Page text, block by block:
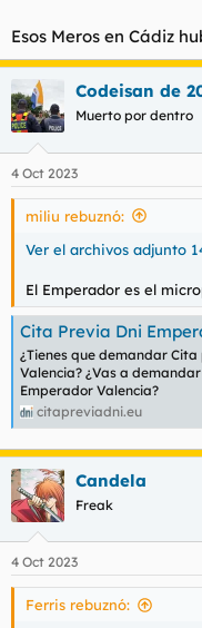
te arrancaran la mano
meros, no a los
Esos Meros en Cádiz
Codeisan de
Muerto por dentro
4 Oct 2023
miliu rebuznó:
Ver el archivos adjunto
El Emperador es el
Cita Previa Dni
¿Tienes que demandar
Valencia? ¿Vas a
Emperador Valencia?
citapreviadni.eu
Candela
Freak
4 Oct 2023
Ferris rebuznó: